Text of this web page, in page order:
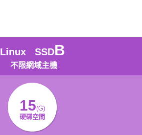
Linux SSDB
不限網域主機
15(G)
硬碟空間